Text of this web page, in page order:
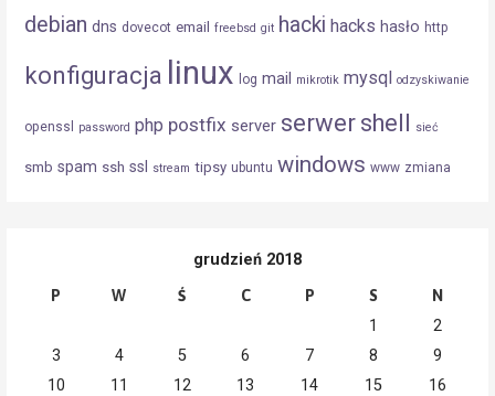
debian dns dovecot email freebsd git hacki hacks hasło http
konfiguracja linux log mail mikrotik mysql odzyskiwanie
openssl password php postfix server serwer shell sieć
smb spam ssh ssl stream tipsy ubuntu windows www zmiana
grudzień 2018
P W Ś C P S N
1
2
3
4 5 6 7 8
9
10
11 12 13 14 15
16